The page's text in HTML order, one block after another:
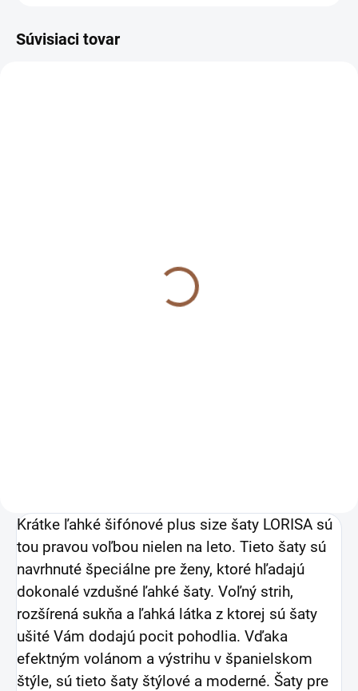
Súvisiaci tovar
Krátke ľahké šifónové plus size šaty LORISA sú
tou pravou voľbou nielen na leto. Tieto šaty sú
navrhnuté špeciálne pre ženy, ktoré hľadajú
dokonalé vzdušné ľahké šaty. Voľný strih,
rozšírená sukňa a ľahká látka z ktorej sú šaty
ušité Vám dodajú pocit pohodlia. Vďaka
efektným volánom a výstrihu v španielskom
štýle, sú tieto šaty štýlové a moderné. Šaty pre